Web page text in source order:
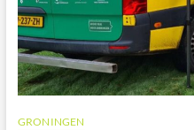
GRONINGEN